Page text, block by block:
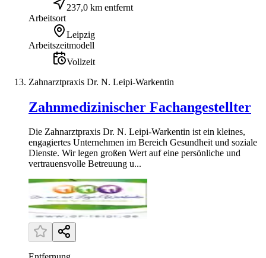
237,0 km entfernt
Arbeitsort
Leipzig
Arbeitszeitmodell
Vollzeit
Zahnarztpraxis Dr. N. Leipi-Warkentin
Zahnmedizinischer Fachangestellter
Die Zahnarztpraxis Dr. N. Leipi-Warkentin ist ein kleines,
engagiertes Unternehmen im Bereich Gesundheit und soziale
Dienste. Wir legen großen Wert auf eine persönliche und
vertrauensvolle Betreuung u...